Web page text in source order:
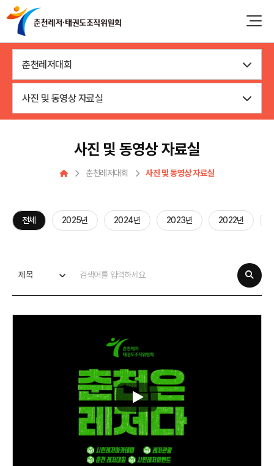
춘천레저대회
사진 및 동영상 자료실
사진 및 동영상 자료실
춘천레저대회 사진 및 동영상 자료실
전체 2025년 2024년 2023년 2022년
제목